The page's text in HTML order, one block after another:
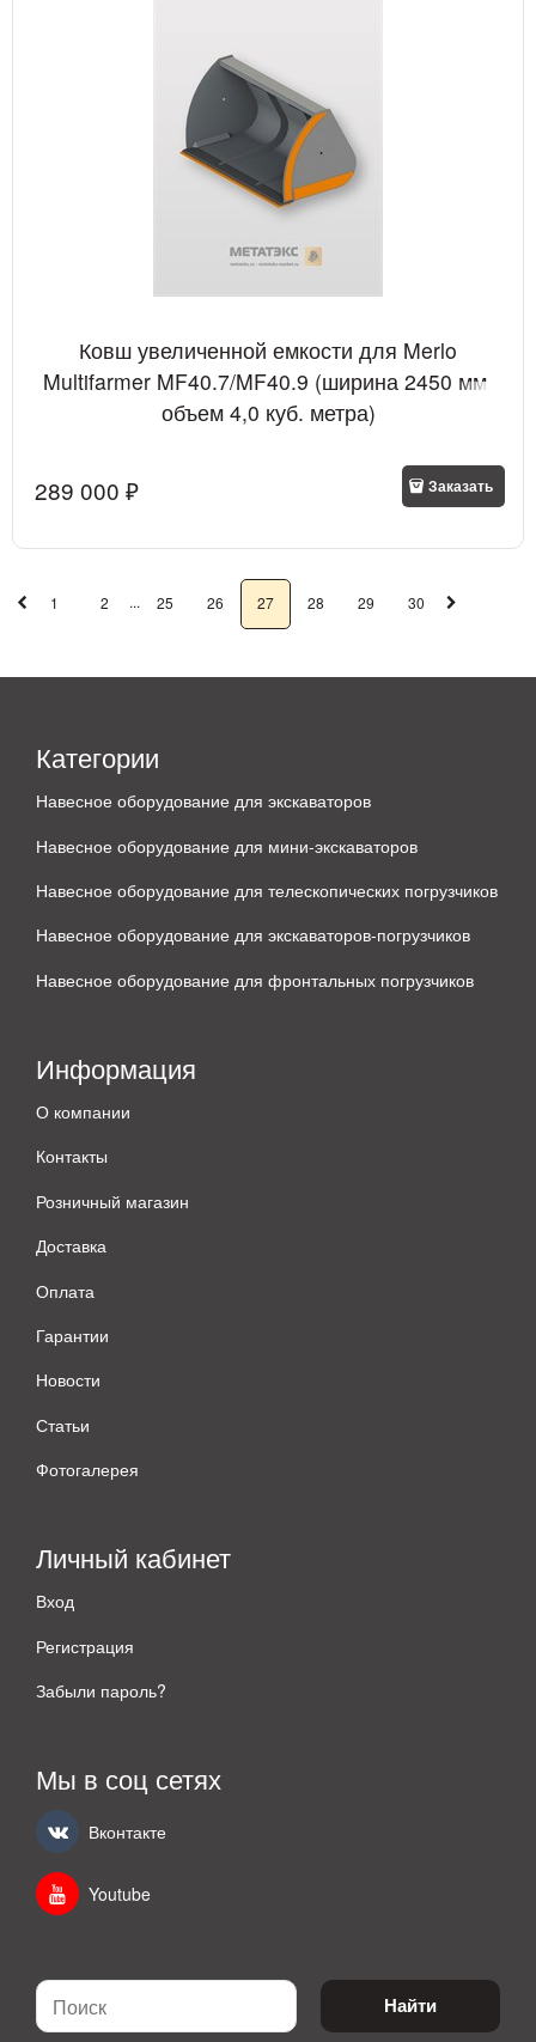
Ковш увеличенной емкости для Merlo
Multifarmer MF40.7/MF40.9 (ширина 2450 мм,
объем 4,0 куб. метра)
289 000 ₽ Заказать
1 2 ... 25 26 27 28 29 30
Категории
Навесное оборудование для экскаваторов
Навесное оборудование для мини-экскаваторов
Навесное оборудование для телескопических погрузчиков
Навесное оборудование для экскаваторов-погрузчиков
Навесное оборудование для фронтальных погрузчиков
Информация
О компании
Контакты
Розничный магазин
Доставка
Оплата
Гарантии
Новости
Статьи
Фотогалерея
Личный кабинет
Вход
Регистрация
Забыли пароль?
Мы в соц сетях
Вконтакте
Youtube
Найти